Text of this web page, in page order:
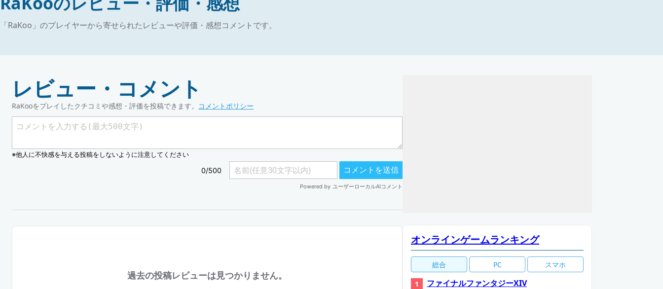
「RaKoo」のプレイヤーから寄せられたレビューや評価・感想コメントです。
レビュー・コメント
RaKooをプレイしたクチコミや感想・評価を投稿できます。 コメントポリシー
過去の投稿レビューは見つかりません。
オンラインゲームランキング
総合 PC スマホ
ファイナルファンタジーXIV